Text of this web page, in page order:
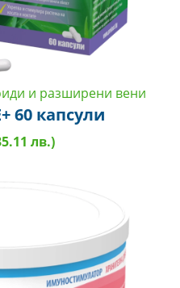
и разширени вени
60 капсули
лв.)